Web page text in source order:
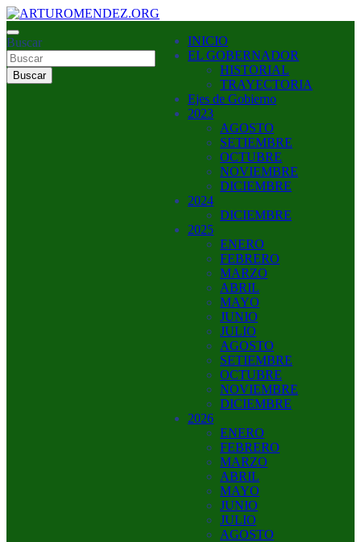
Saltar
al
contenido
ARTUROMENDEZ.ORG
ARTURO MENDEZ GOBERNADOR 2023
Buscar
Buscar
INICIO
EL GOBERNADOR
HISTORIAL
TRAYECTORIA
Ejes de Gobierno
2023
AGOSTO
SETIEMBRE
OCTUBRE
NOVIEMBRE
DICIEMBRE
2024
DICIEMBRE
2025
ENERO
FEBRERO
MARZO
ABRIL
MAYO
JUNIO
JULIO
AGOSTO
SETIEMBRE
OCTUBRE
NOVIEMBRE
DICIEMBRE
2026
ENERO
FEBRERO
MARZO
ABRIL
MAYO
JUNIO
JULIO
AGOSTO